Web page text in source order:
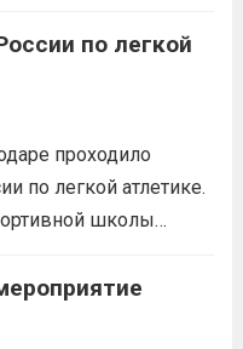
— мастером
спорт для
исключительно
Однако...
по легкой
проходило
по легкой атлетике.
школы
дистанции 3000 м. с
Подготовил